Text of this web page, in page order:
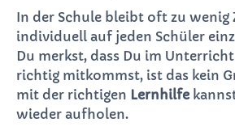
In der Schule bleibt oft zu wenig
individuell auf jeden Schüler
Du merkst, dass Du im
richtig mitkommst, ist das kein
mit der richtigen Lernhilfe
wieder aufholen.